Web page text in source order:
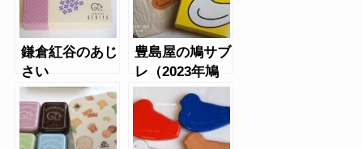
鎌倉紅谷のあじ
さい
豊島屋の鳩サブ
レ（2023年鳩
の日限定）